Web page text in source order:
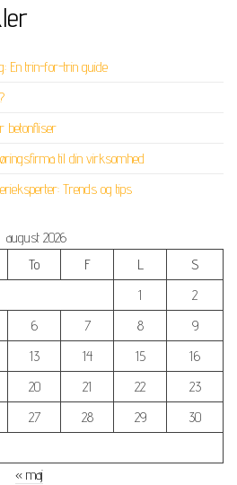
En trin-for-trin guide
betonfliser
til din virksomhed
Trends og tips
august 2026
To F L
S
1
2
6 7 8
9
13 14 15
16
20 21 22
23
27 28 29
30
« maj